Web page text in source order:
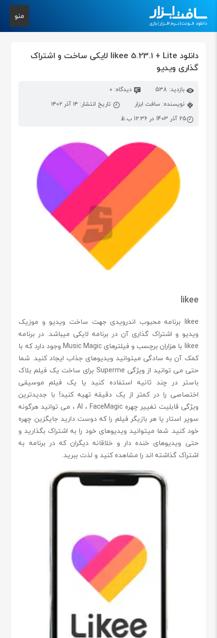
منو
دانلود likee 5.23.1 + Lite لایکی ساخت و اشتراک
گذاری ویدیو
بازدید: 538
دیدگاه: 0
نویسنده: سافت ابزار
تاریخ انتشار: ۱۴ آذر ۱۴۰۲
25 آذر 1403 در 12:36 ب.ظ
likee
likee برنامه محبوب اندرویدی جهت ساخت ویدیو و موزیک
ویدیو و اشتراک گذاری آن در برنامه لایکی میباشد. در برنامه
likee با هزاران برچسب و فیلترهای Music Magic وجود دارد که با
کمک آن به سادگی میتوانید ویدیوهای جذاب ایجاد کنید. شما
حتی می توانید از ویژگی Superme برای ساخت یک فیلم بلاک
باستر در چند ثانیه استفاده کنید یا یک فیلم موسیقی
اختصاصی را در کمتر از یک دقیقه تهیه کنید! با جدیدترین
ویژگی قابلیت تغییر چهره AI ، FaceMagic ، می توانید هرگونه
سوپر استار یا هر بازیگر فیلم را که دوست دارید جایگزین چهره
خود کنید. شما میتوانید ویدیوهای خود را به اشتراک بگذارید و
حتی ویدیوهای خنده دار و خلاقانه دیگران که در برنامه به
اشتراک گذاشته اند را مشاهده کنید و لذت ببرید.